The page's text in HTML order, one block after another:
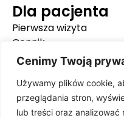
Cenimy Twoją
Używamy plików cookie,
przeglądania stron,
lub treści oraz analizować
Dla pacjenta
Pierwsza wizyta
Cennik
Poznajmy się
Baza wiedzy
Standard ochrony
Polityka prywatności i